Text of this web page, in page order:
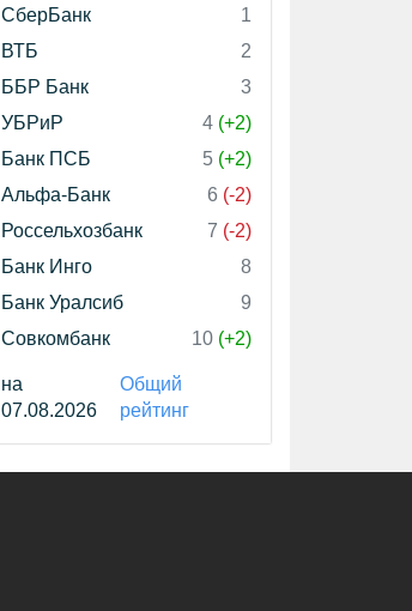
СберБанк
1
ВТБ
2
ББР Банк
3
УБРиР
4 (+2)
Банк ПСБ
5 (+2)
Альфа-Банк
6 (-2)
Россельхозбанк
7 (-2)
Банк Инго
8
Банк Уралсиб
9
Совкомбанк
10 (+2)
на
07.08.2026
Общий
рейтинг